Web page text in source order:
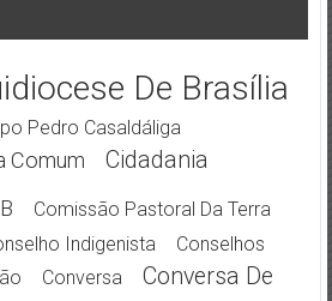
De Brasília
Pedro Casaldáliga
Comum Cidadania
Comissão Pastoral Da Terra
Indigenista
Conselhos
Conversa
Conversa De